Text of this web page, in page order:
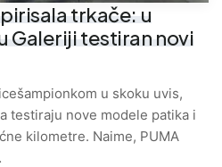
trkače: u
Galeriji testiran novi
u skoku uvis,
testiraju nove modele patika i
kilometre. Naime, PUMA